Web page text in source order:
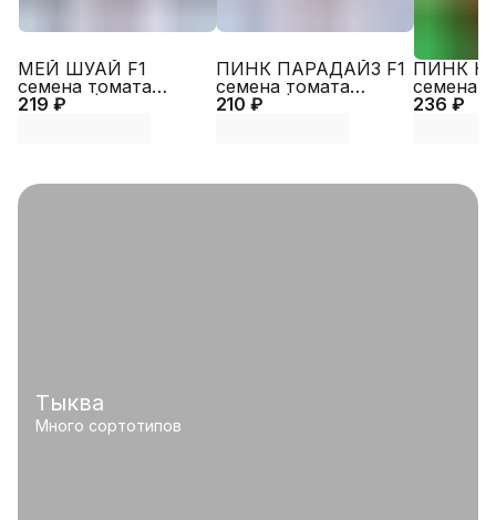
219 ₽
МЕЙ ШУАЙ F1
семена томата
(Seminis | Alexagro)
210 ₽
ПИНК ПАРАДАЙЗ F1
семена томата
(Sakata | Alexagro)
236 ₽
ПИНК
семена
(Sakata |
Тыква
Много сортотипов